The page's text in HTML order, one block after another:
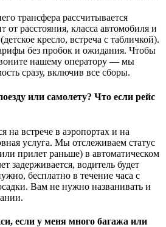
трансфера рассчитывается
от расстояния, класса автомобиля и
кресло, встреча с табличкой).
без пробок и ожидания. Чтобы
нашему оператору — мы
сразу, включив все сборы.
или самолету? Что если рейс
на встрече в аэропортах и на
услуга. Мы отслеживаем статус
прилет раньше) в автоматическом
задерживается, водитель будет
бесплатно в течение часа с
Вам не нужно названивать и
если у меня много багажа или